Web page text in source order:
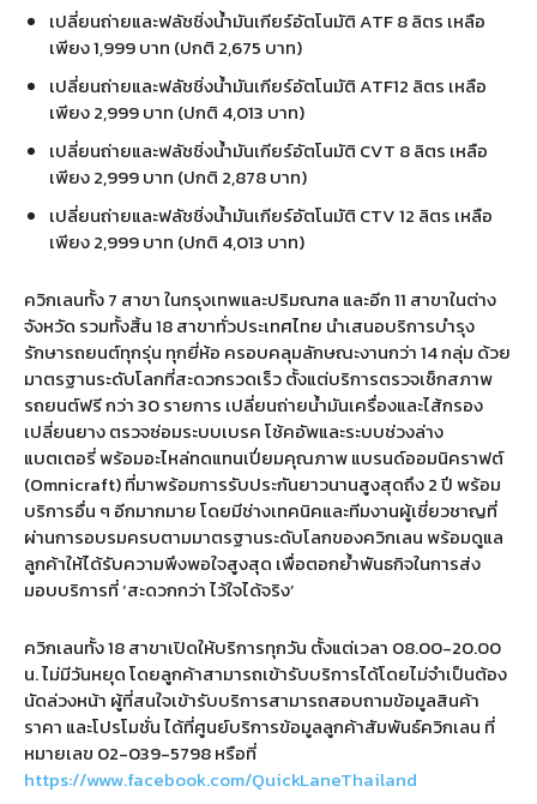
เปลี่ยนถ่ายและฟลัชชิ่งน้ำมันเกียร์อัตโนมัติ ATF 8 ลิตร เหลือ
เพียง 1,999 บาท (ปกติ 2,675 บาท)
เปลี่ยนถ่ายและฟลัชชิ่งน้ำมันเกียร์อัตโนมัติ ATF12 ลิตร เหลือ
เพียง 2,999 บาท (ปกติ 4,013 บาท)
เปลี่ยนถ่ายและฟลัชชิ่งน้ำมันเกียร์อัตโนมัติ CVT 8 ลิตร เหลือ
เพียง 2,999 บาท (ปกติ 2,878 บาท)
เปลี่ยนถ่ายและฟลัชชิ่งน้ำมันเกียร์อัตโนมัติ CTV 12 ลิตร เหลือ
เพียง 2,999 บาท (ปกติ 4,013 บาท)
ควิกเลนทั้ง 7 สาขา ในกรุงเทพและปริมณฑล และอีก 11 สาขาในต่าง
จังหวัด รวมทั้งสิ้น 18 สาขาทั่วประเทศไทย นำเสนอบริการบำรุง
รักษารถยนต์ทุกรุ่น ทุกยี่ห้อ ครอบคลุมลักษณะงานกว่า 14 กลุ่ม ด้วย
มาตรฐานระดับโลกที่สะดวกรวดเร็ว ตั้งแต่บริการตรวจเช็กสภาพ
รถยนต์ฟรี กว่า 30 รายการ เปลี่ยนถ่ายน้ำมันเครื่องและไส้กรอง
เปลี่ยนยาง ตรวจซ่อมระบบเบรค โช้คอัพและระบบช่วงล่าง
แบตเตอรี่ พร้อมอะไหล่ทดแทนเปี่ยมคุณภาพ แบรนด์ออมนิคราฟต์
(Omnicraft) ที่มาพร้อมการรับประกันยาวนานสูงสุดถึง 2 ปี พร้อม
บริการอื่น ๆ อีกมากมาย โดยมีช่างเทคนิคและทีมงานผู้เชี่ยวชาญที่
ผ่านการอบรมครบตามมาตรฐานระดับโลกของควิกเลน พร้อมดูแล
ลูกค้าให้ได้รับความพึงพอใจสูงสุด เพื่อตอกย้ำพันธกิจในการส่ง
มอบบริการที่ ‘สะดวกกว่า ไว้ใจได้จริง’
ควิกเลนทั้ง 18 สาขาเปิดให้บริการทุกวัน ตั้งแต่เวลา 08.00-20.00
น. ไม่มีวันหยุด โดยลูกค้าสามารถเข้ารับบริการได้โดยไม่จำเป็นต้อง
นัดล่วงหน้า ผู้ที่สนใจเข้ารับบริการสามารถสอบถามข้อมูลสินค้า
ราคา และโปรโมชั่น ได้ที่ศูนย์บริการข้อมูลลูกค้าสัมพันธ์ควิกเลน ที่
หมายเลข 02-039-5798 หรือที่
https://www.facebook.com/QuickLaneThailand